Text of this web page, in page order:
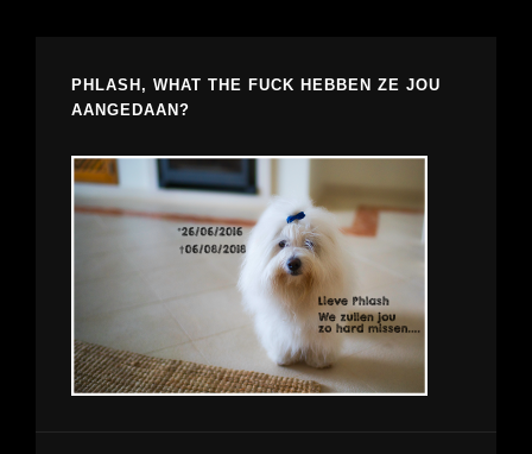
PHLASH, WHAT THE FUCK HEBBEN ZE JOU
AANGEDAAN?